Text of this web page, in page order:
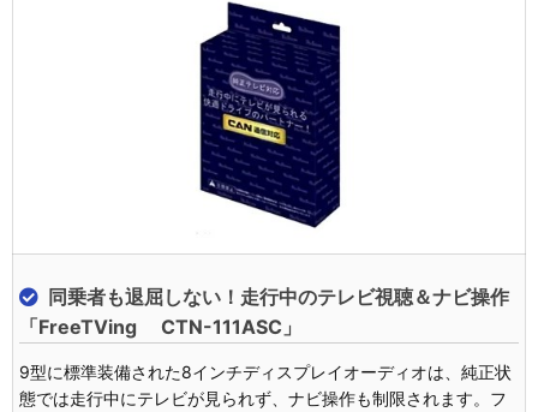
同乗者も退屈しない！走行中のテレビ視聴＆ナビ操作
「FreeTVing CTN-111ASC」
9型に標準装備された8インチディスプレイオーディオは、純正状
態では走行中にテレビが見られず、ナビ操作も制限されます。フ